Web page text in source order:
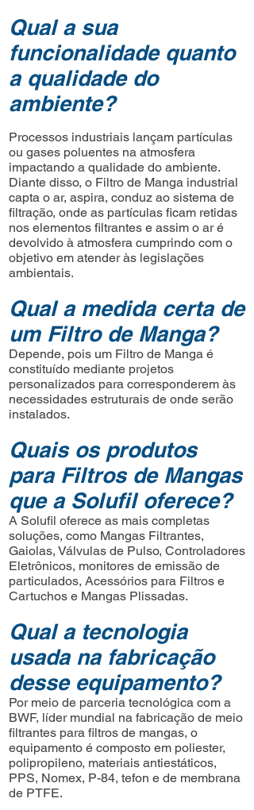
Qual a sua
funcionalidade quanto
a qualidade do
ambiente?
Processos industriais lançam partículas
ou gases poluentes na atmosfera
impactando a qualidade do ambiente.
Diante disso, o Filtro de Manga industrial
capta o ar, aspira, conduz ao sistema de
filtração, onde as partículas ficam retidas
nos elementos filtrantes e assim o ar é
devolvido à atmosfera cumprindo com o
objetivo em atender às legislações
ambientais.
Qual a medida certa de
um Filtro de Manga?
Depende, pois um Filtro de Manga é
constituído mediante projetos
personalizados para corresponderem às
necessidades estruturais de onde serão
instalados.
Quais os produtos
para Filtros de Mangas
que a Solufil oferece?
A Solufil oferece as mais completas
soluções, como Mangas Filtrantes,
Gaiolas, Válvulas de Pulso, Controladores
Eletrônicos, monitores de emissão de
particulados, Acessórios para Filtros e
Cartuchos e Mangas Plissadas.
Qual a tecnologia
usada na fabricação
desse equipamento?
Por meio de parceria tecnológica com a
BWF, líder mundial na fabricação de meio
filtrantes para filtros de mangas, o
equipamento é composto em poliester,
polipropileno, materiais antiestáticos,
PPS, Nomex, P-84, tefon e de membrana
de PTFE.